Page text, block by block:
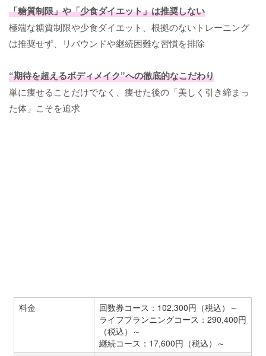
「糖質制限」や「少食ダイエット」は推奨しない
極端な糖質制限や少食ダイエット、根拠のないトレーニング
は推奨せず、リバウンドや継続困難な習慣を排除
“期待を超えるボディメイク”への徹底的なこだわり
単に痩せることだけでなく、痩せた後の「美しく引き締まっ
た体」こそを追求
料金
回数券コース：102,300円（税込）～
ライフプランニングコース：290,400円
（税込）～
継続コース：17,600円（税込）～